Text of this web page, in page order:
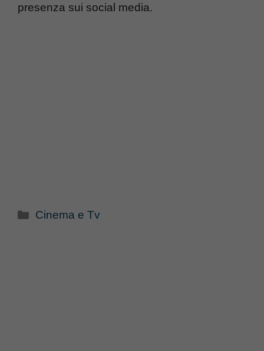
presenza sui social media.
Categorie
Cinema e Tv